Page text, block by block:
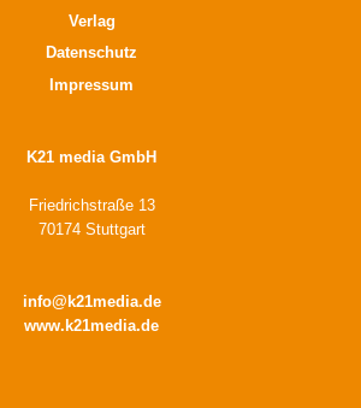
Verlag
Datenschutz
Impressum
K21 media GmbH
Friedrichstraße 13
70174 Stuttgart
info@k21media.de
www.k21media.de